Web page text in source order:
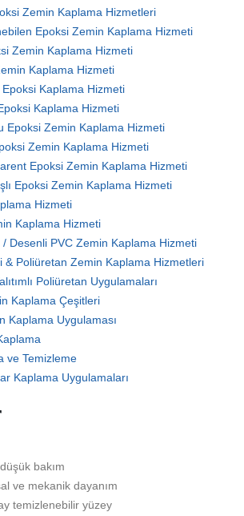
Zemin Kaplama Hizmetleri
Epoksi Zemin Kaplama Hizmeti
Zemin Kaplama Hizmeti
Kaplama Hizmeti
Epoksi Kaplama Hizmeti
Kaplama Hizmeti
Epoksi Zemin Kaplama Hizmeti
Zemin Kaplama Hizmeti
Epoksi Zemin Kaplama Hizmeti
Epoksi Zemin Kaplama Hizmeti
Hizmeti
Kaplama Hizmeti
/ Desenli PVC Zemin Kaplama Hizmeti
& Poliüretan Zemin Kaplama Hizmetleri
Poliüretan Uygulamaları
Kaplama Çeşitleri
Kaplama Uygulaması
ve Temizleme
Kaplama Uygulamaları
bakım
ve mekanik dayanım
temizlenebilir yüzey